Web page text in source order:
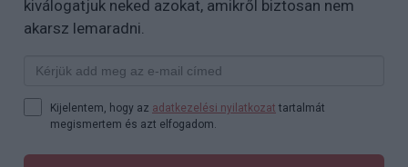
kiválogatjuk neked azokat, amikről biztosan nem
akarsz lemaradni.
Kijelentem, hogy az adatkezelési nyilatkozat tartalmát
megismertem és azt elfogadom.